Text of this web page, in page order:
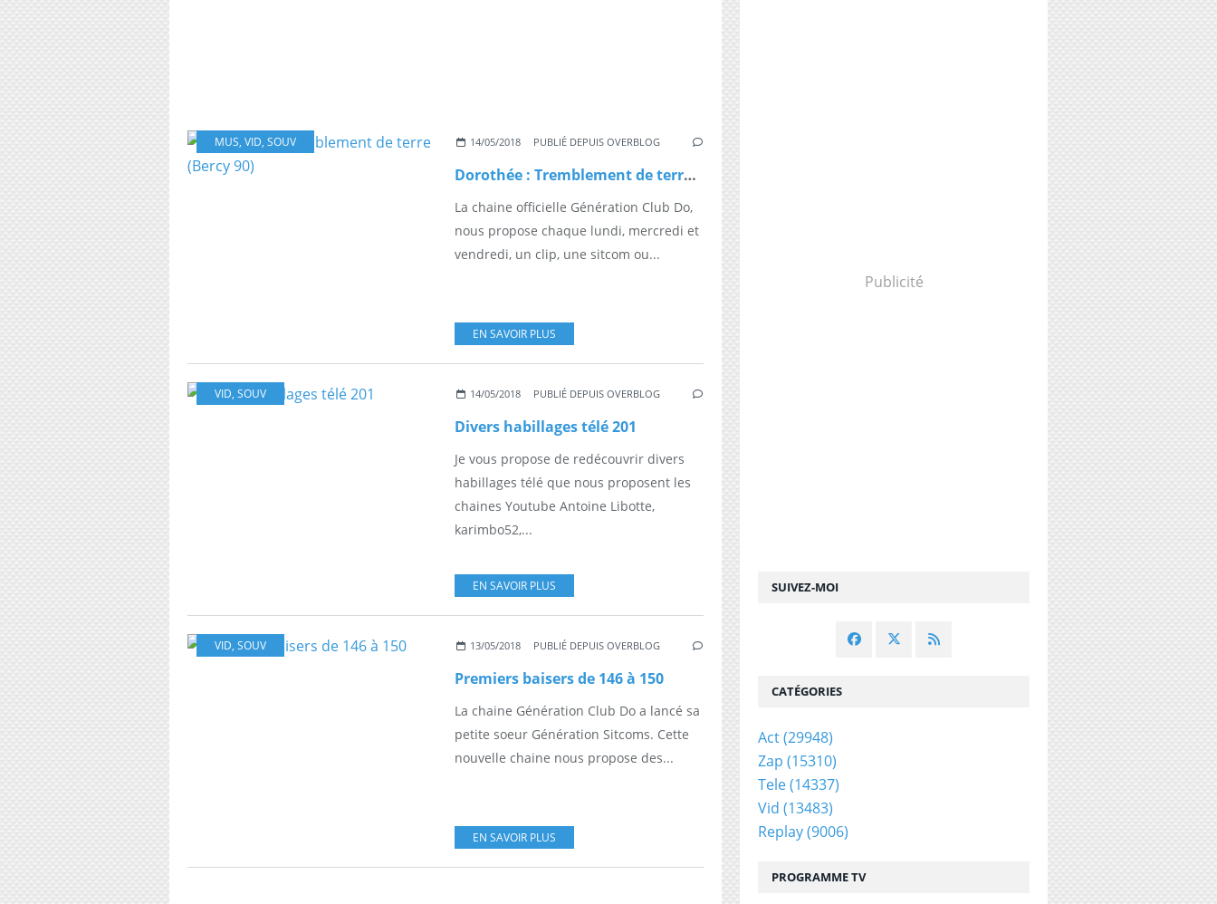
MUS, VID, SOUV 14/05/2018 PUBLIÉ DEPUIS OVERBLOG
Dorothée : Tremblement de terre (Bercy 90)
La chaine officielle Génération Club Do,
nous propose chaque lundi, mercredi et
vendredi, un clip, une sitcom ou...
EN SAVOIR PLUS
VID, SOUV 14/05/2018 PUBLIÉ DEPUIS OVERBLOG
Divers habillages télé 201
Je vous propose de redécouvrir divers
habillages télé que nous proposent les
chaines Youtube Antoine Libotte,
karimbo52,...
EN SAVOIR PLUS
VID, SOUV 13/05/2018 PUBLIÉ DEPUIS OVERBLOG
Premiers baisers de 146 à 150
La chaine Génération Club Do a lancé sa
petite soeur Génération Sitcoms. Cette
nouvelle chaine nous propose des...
EN SAVOIR PLUS
SUIVEZ-MOI
Publicité
CATÉGORIES
Act(29948)
Zap (15310)
Tele(14337)
Vid (13483)
Replay(9006)
PROGRAMME TV